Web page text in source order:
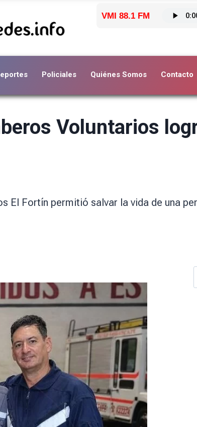
VMI 88.1 FM
Policiales Quiénes Somos Contacto
Voluntarios
El Fortín permitió salvar la vida de una